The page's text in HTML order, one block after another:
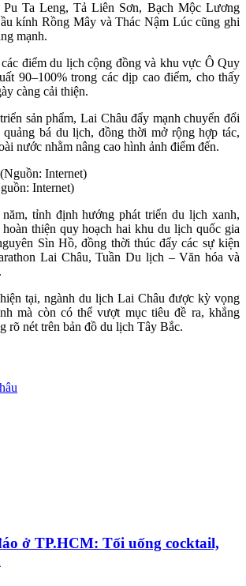
Pu Ta Leng, Tả Liên Sơn, Bạch Mộc Lương
kính Rồng Mây và Thác Nậm Lúc cũng ghi
mạnh.
điểm du lịch cộng đồng và khu vực Ô Quy
90–100% trong các dịp cao điểm, cho thấy
càng cải thiện.
sản phẩm, Lai Châu đẩy mạnh chuyển đổi
bá du lịch, đồng thời mở rộng hợp tác,
nước nhằm nâng cao hình ảnh điểm đến.
Internet)
tỉnh định hướng phát triển du lịch xanh,
thiện quy hoạch hai khu du lịch quốc gia
Sìn Hồ, đồng thời thúc đẩy các sự kiện
Lai Châu, Tuần Du lịch – Văn hóa và
tại, ngành du lịch Lai Châu được kỳ vọng
mà còn có thể vượt mục tiêu đề ra, khẳng
rõ nét trên bản đồ du lịch Tây Bắc.
ở TP.HCM: Tối uống cocktail,